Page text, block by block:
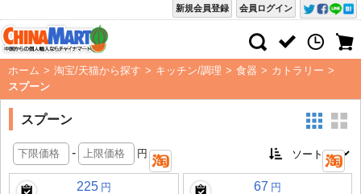
会員ログイン
新規会員登録
ホーム > 淘宝/天猫から探す > キッチン/調理 > 食器 > カトラリー >
スプーン
スプーン
- 円
225 円 67 円